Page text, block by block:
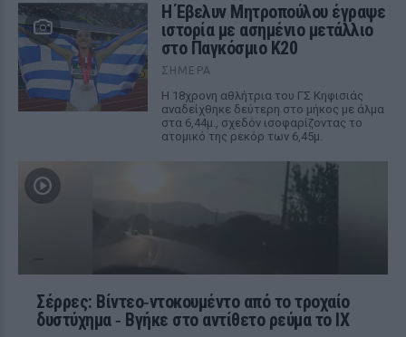
Η Έβελυν Μητροπούλου έγραψε
ιστορία με ασημένιο μετάλλιο
στο Παγκόσμιο Κ20
ΣΉΜΕΡΑ
Η 18χρονη αθλήτρια του ΓΣ Κηφισιάς
αναδείχθηκε δεύτερη στο μήκος με άλμα
στα 6,44μ., σχεδόν ισοφαρίζοντας το
ατομικό της ρεκόρ των 6,45μ.
Σέρρες: Βίντεο‑ντοκουμέντο από το τροχαίο
δυστύχημα ‑ Βγήκε στο αντίθετο ρεύμα το ΙΧ